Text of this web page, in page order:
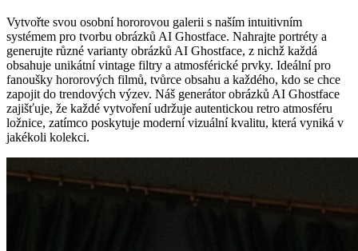
Vytvořte svou osobní hororovou galerii s naším intuitivním
systémem pro tvorbu obrázků AI Ghostface. Nahrajte portréty a
generujte různé varianty obrázků AI Ghostface, z nichž každá
obsahuje unikátní vintage filtry a atmosférické prvky. Ideální pro
fanoušky hororových filmů, tvůrce obsahu a každého, kdo se chce
zapojit do trendových výzev. Náš generátor obrázků AI Ghostface
zajišťuje, že každé vytvoření udržuje autentickou retro atmosféru
ložnice, zatímco poskytuje moderní vizuální kvalitu, která vyniká v
jakékoli kolekci.